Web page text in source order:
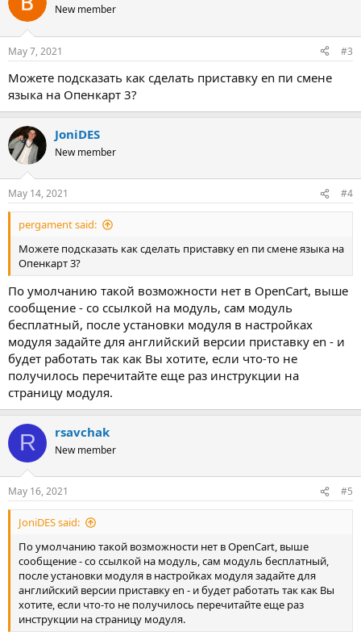
New member
May 7, 2021 #3
Можете подсказать как сделать приставку en пи смене
языка на Опенкарт 3?
JoniDES
New member
May 14, 2021 #4
pergament said:
Можете подсказать как сделать приставку en пи смене языка на
Опенкарт 3?
По умолчанию такой возможности нет в OpenCart, выше
сообщение - со ссылкой на модуль, сам модуль
бесплатный, после установки модуля в настройках
модуля задайте для английский версии приставку en - и
будет работать так как Вы хотите, если что-то не
получилось перечитайте еще раз инструкции на
страницу модуля.
R rsavchak
New member
May 16, 2021 #5
JoniDES said:
По умолчанию такой возможности нет в OpenCart, выше
сообщение - со ссылкой на модуль, сам модуль бесплатный,
после установки модуля в настройках модуля задайте для
английский версии приставку en - и будет работать так как Вы
хотите, если что-то не получилось перечитайте еще раз
инструкции на страницу модуля.